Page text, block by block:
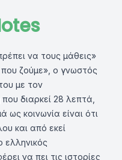
να τους μάθεις»
ζούμε», ο γνωστός
με τον
διαρκεί 28 λεπτά,
ως κοινωνία είναι ότι
και από εκεί
ελληνικός
να πει τις ιστορίες